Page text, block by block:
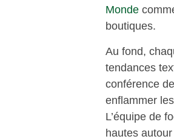
Monde
boutiques.
Au fond,
tendances
conférence
enflammer
L’équipe de
hautes